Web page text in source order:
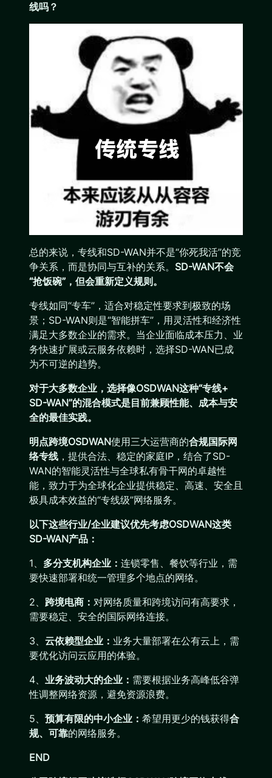
线吗？
总的来说，专线和SD-WAN并不是“你死我活”的竞
争关系，而是协同与互补的关系。 SD-WAN不会
“抢饭碗”，但会重新定义规则。
专线如同“专车”，适合对稳定性要求到极致的场
景；SD-WAN则是“智能拼车”，用灵活性和经济性
满足大多数企业的需求。当企业面临成本压力、业
务快速扩展或云服务依赖时，选择SD-WAN已成
为不可逆的趋势。
对于大多数企业，选择像OSDWAN这种“专线+
SD-WAN”的混合模式是目前兼顾性能、成本与安
全的最佳实践。
明点跨境OSDWAN使用三大运营商的合规国际网
络专线 ，提供合法、稳定的家庭IP，结合了SD-
WAN的智能灵活性与全球私有骨干网的卓越性
能，致力于为全球化企业提供稳定、高速、安全且
极具成本效益的“专线级”网络服务。
以下这些行业/企业建议优先考虑OSDWAN这类
SD-WAN产品：
1、 多分支机构企业： 连锁零售、餐饮等行业，需
要快速部署和统一管理多个地点的网络。
2、 跨境电商： 对网络质量和跨境访问有高要求，
需要稳定、安全的国际网络连接。
3、 云依赖型企业： 业务大量部署在公有云上，需
要优化访问云应用的体验。
4、 业务波动大的企业： 需要根据业务高峰低谷弹
性调整网络资源，避免资源浪费。
5、 预算有限的中小企业： 希望用更少的钱获得合
规、可靠的网络服务。
END